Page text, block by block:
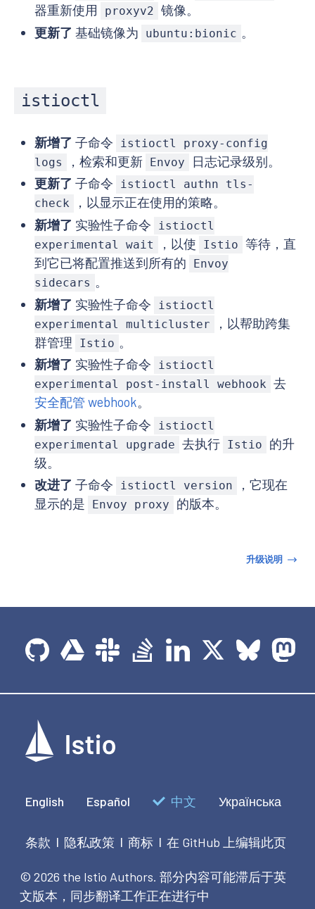
器重新使用
proxyv2 镜像。
更新了 基础镜像为 ubuntu:bionic 。
istioctl
新增了 子命令
istioctl proxy-config
logs
，检索和更新 Envoy
日志记录级别。
更新了 子命令
istioctl authn tls-
check
，以显示正在使用的策略。
新增了 实验性子命令
istioctl
experimental wait
，以使 Istio 等待，直
到它已将配置推送到所有的
Envoy
sidecars 。
新增了 实验性子命令
istioctl
experimental multicluster
，以帮助跨集
群管理
Istio 。
新增了 实验性子命令
istioctl
experimental post-install webhook 去
安全配管 webhook。
新增了 实验性子命令
istioctl
experimental upgrade 去执行 Istio
的升
级。
改进了 子命令 istioctl version
，它现在
显示的是
Envoy proxy 的版本。
升级说明
English Español 中文 Українська
条款 | 隐私政策 | 商标 | 在 GitHub 上编辑此页
© 2026 the Istio Authors. 部分内容可能滞后于英
文版本，同步翻译工作正在进行中